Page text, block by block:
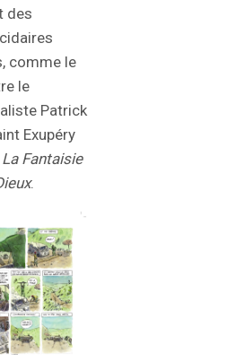
des
comme le
le
Patrick
Exupéry
La Fantaisie
.